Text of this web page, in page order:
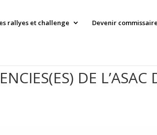
rallyes et challenge Devenir
DE L’ASAC